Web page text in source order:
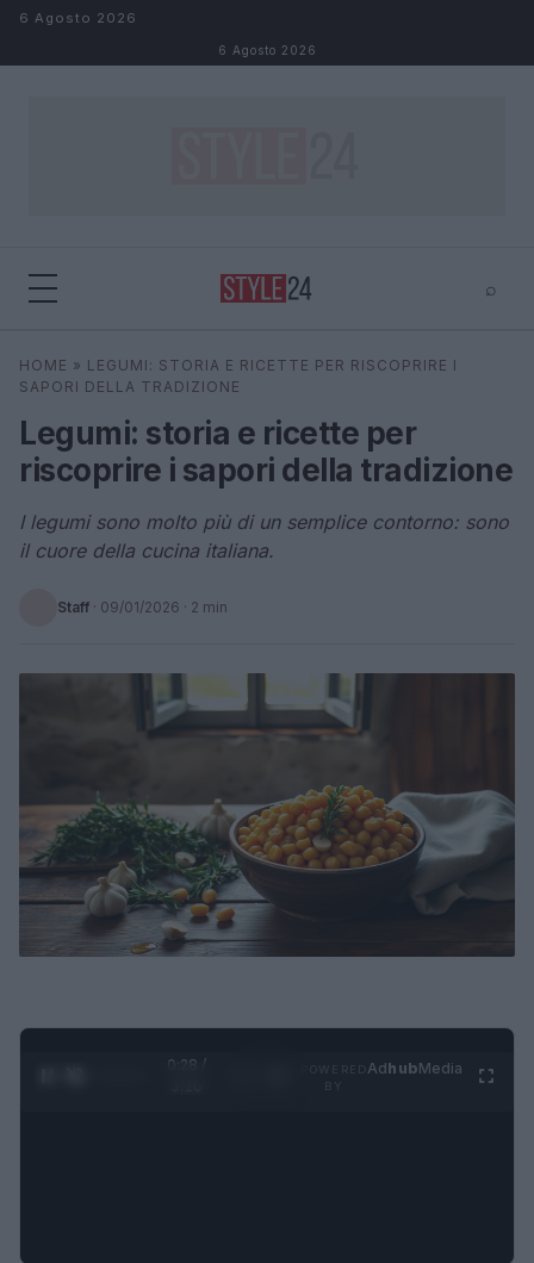
Salta al contenuto
6 Agosto 2026
6 Agosto 2026
⌕
Cerca ⌕
HOME » LEGUMI: STORIA E RICETTE PER RISCOPRIRE I
SAPORI DELLA TRADIZIONE
Legumi: storia e ricette per
riscoprire i sapori della tradizione
I legumi sono molto più di un semplice contorno: sono
il cuore della cucina italiana.
Staff · 09/01/2026 · 2 min
0:28 /
AdhubMedia